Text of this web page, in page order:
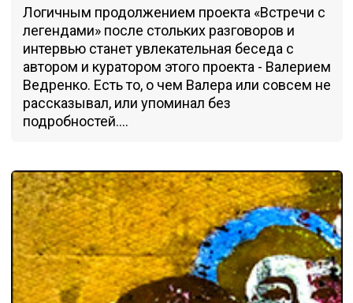
Логичным продолжением проекта «Встречи с
легендами» после стольких разговоров и
интервью станет увлекательная беседа с
автором и куратором этого проекта - Валерием
Ведренко. Есть то, о чем Валера или совсем не
рассказывал, или упоминал без
подробностей....